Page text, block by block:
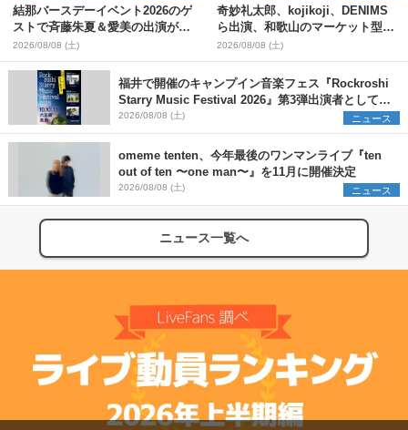
結那バースデーイベント2026のゲ
ストで斉藤朱夏＆愛美の出演が決
定
2026/08/08 (土)
奇妙礼太郎、kojikoji、DENIMS
ら出演、和歌山のマーケット型野
外イベント『PICNIC JAM
2026』早割チケット発売開始
2026/08/08 (土)
福井で開催のキャンプイン音楽フェス『Rockroshi
Starry Music Festival 2026』第3弾出演者として
SCOOBIE DO、かりゆし58、Reiを発表
2026/08/08 (土) ニュース
omeme tenten、今年最後のワンマンライブ『ten
out of ten 〜one man〜』を11月に開催決定
2026/08/08 (土) ニュース
ニュース一覧へ